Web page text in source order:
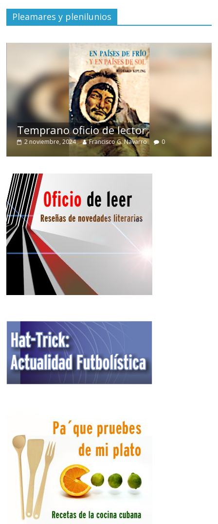
Pleamares y plenilunios
Temprano oficio de lector
2 noviembre, 2024 Francisco G. Navarro 0